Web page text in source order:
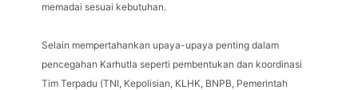
memadai sesuai kebutuhan.
Selain mempertahankan upaya-upaya penting dalam
pencegahan Karhutla seperti pembentukan dan koordinasi
Tim Terpadu (TNI, Kepolisian, KLHK, BNPB, Pemerintah